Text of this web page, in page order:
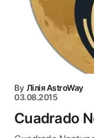
By Лілія AstroWay
03.08.2015
Cuadrado